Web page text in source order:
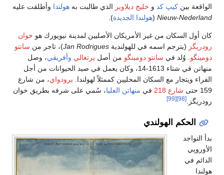
طالبت به هولنداوأطلقت عليه
لمدينة نيويورك هو خوان
Jan Rodrigues)، تاجر من سانتو
أصلپرتغالي وأفريقي، وصل
1613-14، وكان يعمل في صيد الحيوانات من أجل
لهولندا.برودواي، من شارع
، سُمي على شرفه بطريق خوان